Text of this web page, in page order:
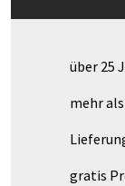
über 25
mehr
gratis